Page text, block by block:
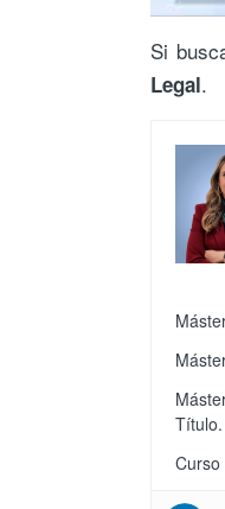
Si
Legal.
Título.
Curso